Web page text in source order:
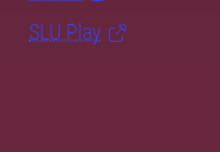
SLU Play